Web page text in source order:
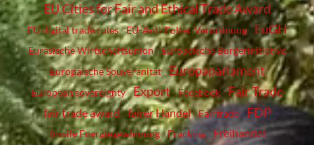
EU Cities for Fair and Ethical Trade Award
EU digital trade rules EU-Anti-Folter-Verordnung EuGH
Eurasische Wirtschaftsunion
Europäische Bürgerinitiative
Europäische Souveränität
Europaparlament
European sovereignty Export Facebook Fair Trade
fair trade award fairer Handel Fairtrade FDP
fossile Energiegewinnung Fracking Freihandel